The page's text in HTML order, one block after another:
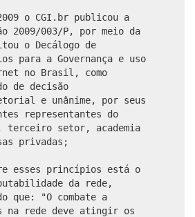
o CGI.br publicou a
2009/003/P, por meio da
o Decálogo de
para a Governança e uso
no Brasil, como
de decisão
e unânime, por seus
representantes do
terceiro setor, academia
privadas;
esses princípios está o
da rede,
que: "O combate a
rede deve atingir os